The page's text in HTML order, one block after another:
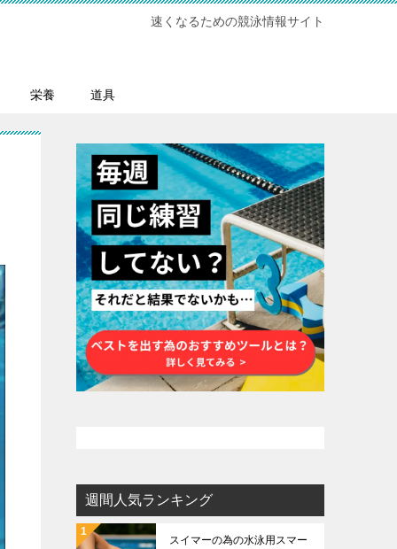
速くなるための競泳情報サイト
栄養 道具
週間人気ランキング
スイマーの為の水泳用スマー